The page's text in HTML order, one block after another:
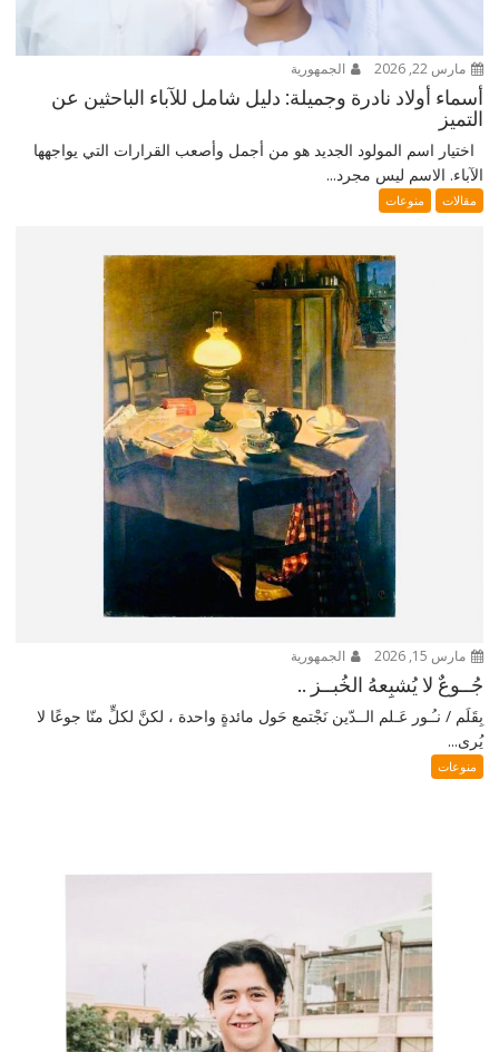
مارس 22, 2026 الجمهورية
أسماء أولاد نادرة وجميلة: دليل شامل للآباء الباحثين عن
التميز
اختيار اسم المولود الجديد هو من أجمل وأصعب القرارات التي يواجهها
الآباء. الاسم ليس مجرد...
مقالات منوعات
مارس 15, 2026 الجمهورية
جُــوعٌ لا يُشبِعهُ الخُبــز ..
بِقَلَم / نـُـور عَـلم الــدّين نَجْتمع حَول مائدةٍ واحدة ، لكنَّ لكلٍّ منّا جوعًا لا
يُرى...
منوعات